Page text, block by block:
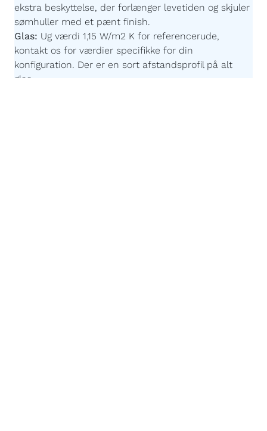
ekstra beskyttelse, der forlænger levetiden og skjuler
sømhuller med et pænt finish.
Glas: Ug værdi 1,15 W/m2 K for referencerude,
kontakt os for værdier specifikke for din
konfiguration. Der er en sort afstandsprofil på alt
glas.